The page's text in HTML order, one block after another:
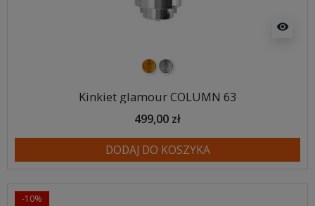
visibility
złotysrebrny
Kinkiet glamour COLUMN 63
499,00 zł
DODAJ DO KOSZYKA
-10%